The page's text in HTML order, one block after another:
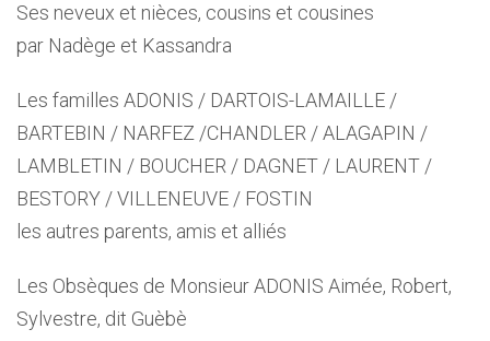
Ses neveux et nièces, cousins et cousines
par Nadège et Kassandra
Les familles ADONIS / DARTOIS-LAMAILLE /
BARTEBIN / NARFEZ /CHANDLER / ALAGAPIN /
LAMBLETIN / BOUCHER / DAGNET / LAURENT /
BESTORY / VILLENEUVE / FOSTIN
les autres parents, amis et alliés
Les Obsèques de Monsieur ADONIS Aimée, Robert,
Sylvestre, dit Guèbè